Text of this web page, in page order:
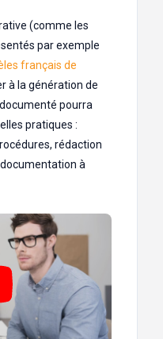
(comme les
par exemple
français de
à la génération de
pourra
pratiques :
rédaction
à